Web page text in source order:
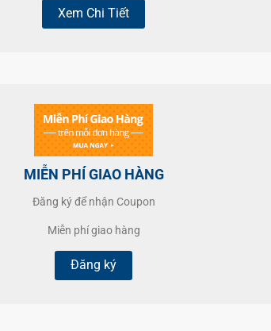
Xem Chi Tiết
MIỄN PHÍ GIAO HÀNG
Đăng ký để nhận Coupon
Miễn phí giao hàng
Đăng ký